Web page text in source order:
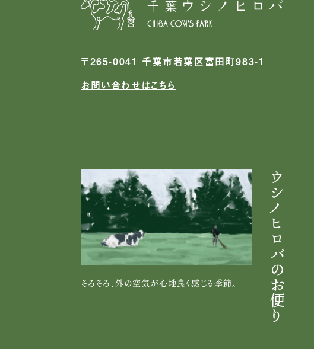
〒265-0041 千葉市若葉区富田町983-1
お問い合わせはこちら
そろそろ、外の空気が心地良く感じる季節。 ウシノヒロバのお便り